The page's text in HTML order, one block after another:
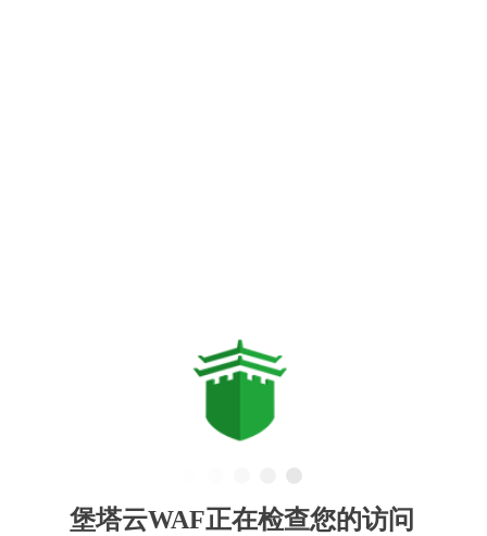
堡塔云WAF正在检查您的访问